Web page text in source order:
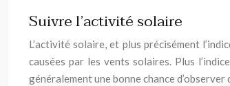
Suivre l’activité solaire
L’activité solaire, et plus précisément
causées par les vents solaires. Plus
généralement une bonne chance